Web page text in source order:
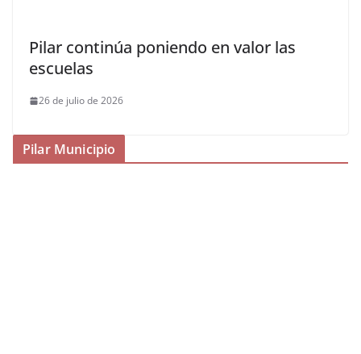
Pilar continúa poniendo en valor las
escuelas
26 de julio de 2026
Pilar Municipio